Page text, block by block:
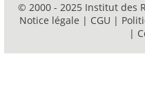
© 2000 - 2025 Institut des
Notice légale | CGU |
|